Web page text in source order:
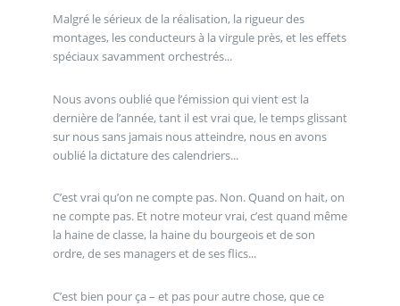
Malgré le sérieux de la réalisation, la rigueur des
montages, les conducteurs à la virgule près, et les effets
spéciaux savamment orchestrés...
Nous avons oublié que l’émission qui vient est la
dernière de l’année, tant il est vrai que, le temps glissant
sur nous sans jamais nous atteindre, nous en avons
oublié la dictature des calendriers...
C’est vrai qu’on ne compte pas. Non. Quand on hait, on
ne compte pas. Et notre moteur vrai, c’est quand même
la haine de classe, la haine du bourgeois et de son
ordre, de ses managers et de ses flics...
C’est bien pour ça – et pas pour autre chose, que ce